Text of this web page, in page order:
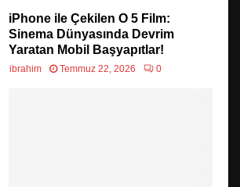
iPhone ile Çekilen O 5 Film:
Sinema Dünyasında Devrim
Yaratan Mobil Başyapıtlar!
ibrahim Temmuz 22, 2026 0